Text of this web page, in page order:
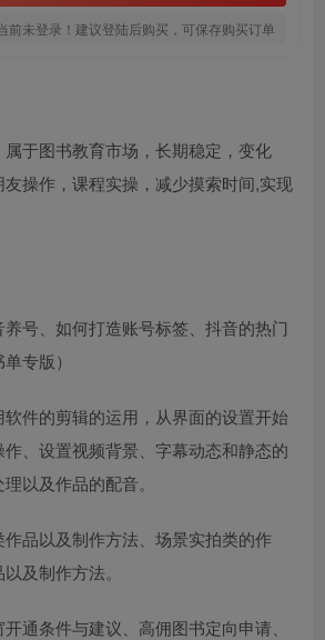
前未登录！建议登陆后购买，可保存购买订单
于图书教育市场，长期稳定，变化
操作，课程实操，减少摸索时间,实现
号、如何打造账号标签、抖音的热门
专版）
件的剪辑的运用，从界面的设置开始
、设置视频背景、字幕动态和静态的
以及作品的配音。
品以及制作方法、场景实拍类的作
及制作方法。
通条件与建议、高佣图书定向申请、